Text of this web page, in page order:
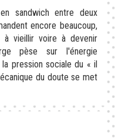
sandwich entre deux
encore beaucoup,
à vieillir voire à devenir
pèse sur l'énergie
pression sociale du « il
du doute se met